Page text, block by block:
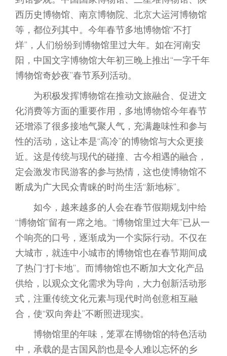
西历史博物馆、南京博物院、北京大运河博物馆
等，都位列其中。今年春节多地博物馆“不打
烊”，人们纷纷到博物馆里过大年。如在河南安
阳，中国文字博物馆大年初三晚上推出“一字千年
博物馆奇妙夜”春节系列活动。
为积极发挥博物馆在推动文旅融合、促进文
化消费等方面的重要作用，多地博物馆今年春节
还增添了很多接地气聚人气，充满趣味性和参与
性的活动，这让本是“高冷”的博物馆与大众更接
近。这是传统与现代的碰撞、古今相遇的融合，
定会激发市民游客的参与热情，这也使博物馆不
断成为广大民众青睐的时尚生活“新地标”。
如今，越来越多的人会在春节假期规划中给
“博物馆”留有一席之地。“博物馆里过大年”已从一
个响亮的口号，逐渐成为一个实际行动。不仅在
大城市，就连中小城市的博物馆也在春节期间成
了热门“打卡地”。而博物馆也不断加大文化产品
供给，以观众文化需求为导向，大力创新活动形
式，注重传统文化元素与现代时尚创意相互融
合，使“双向奔赴”不断照进现实。
博物馆里的年味，笼罩在博物馆的特色活动
中，承载的是古国风韵也是令人难以忘怀的乡